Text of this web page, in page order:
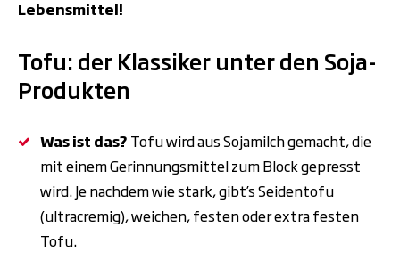
Lebensmittel!
Tofu: der Klassiker unter den Soja-
Produkten
Was ist das? Tofu wird aus Sojamilch gemacht, die
mit einem Gerinnungsmittel zum Block gepresst
wird. Je nachdem wie stark, gibt’s Seidentofu
(ultracremig), weichen, festen oder extra festen
Tofu.